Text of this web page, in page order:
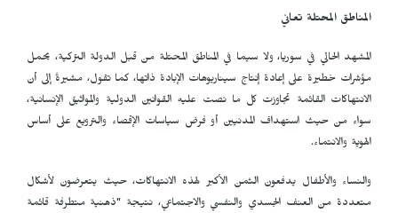
المناطق المحتلة تعاني
المشهد الحالي في سوريا، ولا سيما في المناطق المحتلة من قبل الدولة التركية، يحمل
مؤشرات خطيرة على إعادة إنتاج سيناريوهات الإبادة ذاتها، كما تقول، مشيرةً إلى أن
الانتهاكات القائمة تجاوزت كل ما نصت عليه القوانين الدولية والمواثيق الإنسانية،
سواء من حيث استهداف المدنيين أو فرض سياسات الإقصاء والترويع على أساس
الهوية والانتماء.
والنساء والأطفال يدفعون الثمن الأكبر لهذه الانتهاكات، حيث يتعرضون لأشكال
متعددة من العنف الجسدي والنفسي والاجتماعي، نتيجة "ذهنية متطرفة قائمة